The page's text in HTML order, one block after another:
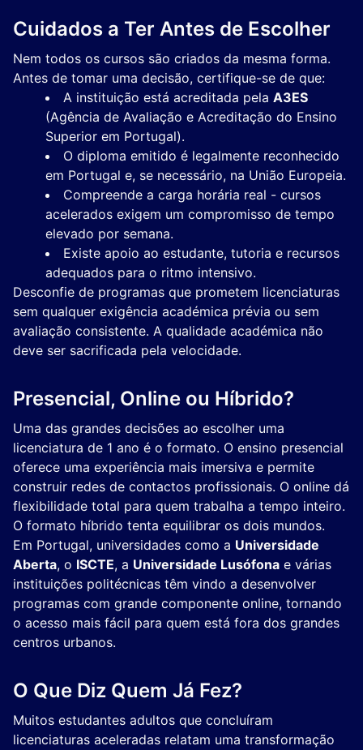
Cuidados a Ter Antes de Escolher
Nem todos os cursos são criados da mesma forma.
Antes de tomar uma decisão, certifique-se de que:
A instituição está acreditada pela A3ES
(Agência de Avaliação e Acreditação do Ensino
Superior em Portugal).
O diploma emitido é legalmente reconhecido
em Portugal e, se necessário, na União Europeia.
Compreende a carga horária real - cursos
acelerados exigem um compromisso de tempo
elevado por semana.
Existe apoio ao estudante, tutoria e recursos
adequados para o ritmo intensivo.
Desconfie de programas que prometem licenciaturas
sem qualquer exigência académica prévia ou sem
avaliação consistente. A qualidade académica não
deve ser sacrificada pela velocidade.
Presencial, Online ou Híbrido?
Uma das grandes decisões ao escolher uma
licenciatura de 1 ano é o formato. O ensino presencial
oferece uma experiência mais imersiva e permite
construir redes de contactos profissionais. O online dá
flexibilidade total para quem trabalha a tempo inteiro.
O formato híbrido tenta equilibrar os dois mundos.
Em Portugal, universidades como a Universidade
Aberta, o ISCTE, a Universidade Lusófona e várias
instituições politécnicas têm vindo a desenvolver
programas com grande componente online, tornando
o acesso mais fácil para quem está fora dos grandes
centros urbanos.
O Que Diz Quem Já Fez?
Muitos estudantes adultos que concluíram
licenciaturas aceleradas relatam uma transformação